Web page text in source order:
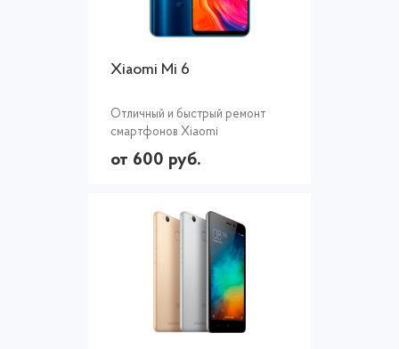
Xiaomi Mi 6
Отличный и быстрый ремонт
смартфонов Xiaomi
от 600 руб.